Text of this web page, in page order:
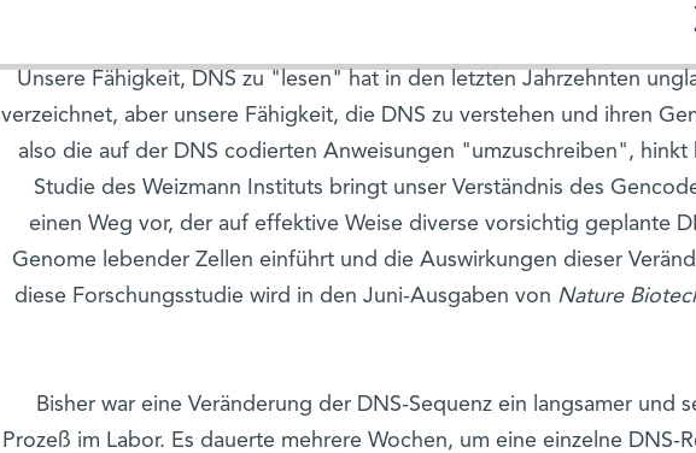
Unsere Fähigkeit, DNS zu "lesen" hat in den letzten Jahrzehnten
verzeichnet, aber unsere Fähigkeit, die DNS zu verstehen und ihren
also die auf der DNS codierten Anweisungen "umzuschreiben", hinkt
Studie des Weizmann Instituts bringt unser Verständnis des
einen Weg vor, der auf effektive Weise diverse vorsichtig geplante
Genome lebender Zellen einführt und die Auswirkungen dieser
diese Forschungsstudie wird in den Juni-Ausgaben von Nature
Bisher war eine Veränderung der DNS-Sequenz ein langsamer und
Prozeß im Labor. Es dauerte mehrere Wochen, um eine einzelne DNS-